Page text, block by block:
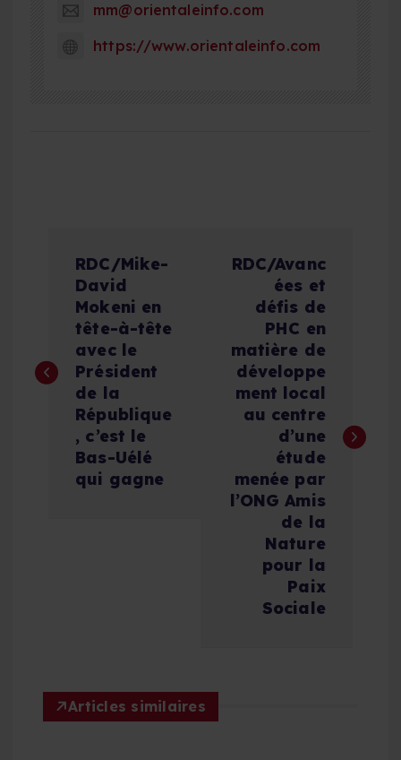
mm@orientaleinfo.com
https://www.orientaleinfo.com
i
d
e
RDC/Mike-
David
Mokeni en
tête-à-tête
avec le
Président
de la
République
, c’est le
Bas-Uélé
qui gagne
RDC/Avanc
ées et
défis de
PHC en
matière de
développe
ment local
au centre
d’une
étude
menée par
l’ONG Amis
de la
Nature
pour la
Paix
Sociale
Articles similaires